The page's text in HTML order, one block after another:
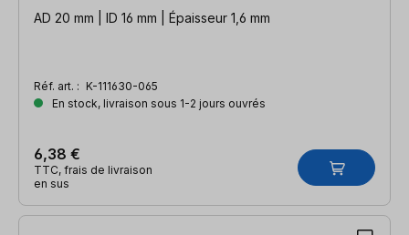
AD 20 mm | ID 16 mm | Épaisseur 1,6 mm
Réf. art. : K-111630-065
En stock, livraison sous 1-2 jours ouvrés
6,38 €
TTC, frais de livraison
en sus